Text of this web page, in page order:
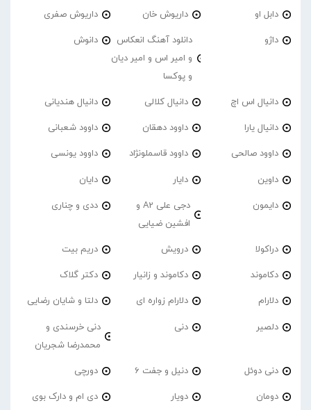
دابل او داریوش خان داریوش صفری
داژو
دانلود آهنگ انعکاس
و امیر اس و امیر دیان
و پوکسا
دانوش
دانیال اس اچ دانیال کلالی دانیال هندیانی
دانیال یارا داوود دهقان داوود شعبانی
داوود صالحی داوود قاسملونژاد داوود یونسی
داوین دایار دایان
دایمون
دجی علی A2 و
افشین ضیایی
ددی و چناری
دراکولا درویش دریم بیت
دکاموند دکاموند و زانیار دکتر گلاک
دلارام دلارام زواره ای دلتا و شایان رضایی
دلصیر دنی
دنی خرسندی و
محمدرضا شجریان
دنی دوئل دنیل و جفت 6 دورچی
دومان دویار دی ام و دارک بوی